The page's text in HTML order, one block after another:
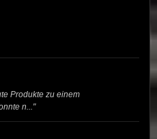
Produkte zu einem
n..."